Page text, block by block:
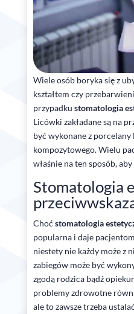
Wiele osób boryka się z
kształtem czy
przypadku stomatologia
Licówki zakładane są na
być wykonane z porcelany
kompozytowego. Wielu
właśnie na ten sposób,
Stomatologia
Choć stomatologia
popularna i daje
niestety nie każdy może z
zabiegów może być
zgodą rodzica bądź
problemy zdrowotne
ale to zawsze trzeba